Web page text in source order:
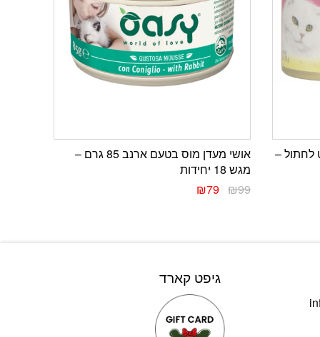
לחתול –
אושי מעדן מוס בטעם ארנב 85 גרם –
מגש 18 יחידות
₪99
₪79
גיפט קארד